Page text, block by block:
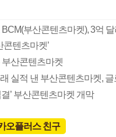
부산콘텐츠마켓), 3억 달
콘텐츠마켓’
산콘텐츠마켓
결’ 부산콘텐츠마켓 개막
오플러스 친구